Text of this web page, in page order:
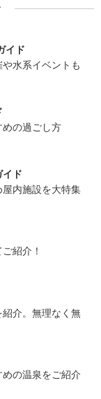
イド
水系イベントも
めの過ごし方
ド
内施設を大特集
紹介！
介。無理なく無
の温泉をご紹介